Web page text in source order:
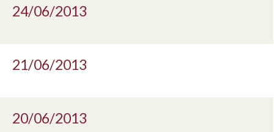
24/06/2013
21/06/2013
20/06/2013